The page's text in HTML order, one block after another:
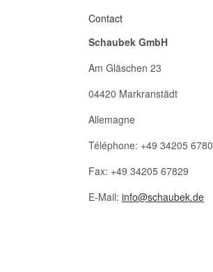
Contact
Schaubek GmbH
Am Gläschen 23
04420 Markranstädt
Allemagne
Téléphone: +49 34205 6780
Fax: +49 34205 67829
E-Mail: info@schaubek.de